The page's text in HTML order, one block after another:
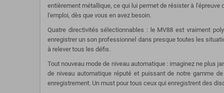
entièrement métallique, ce qui lui permet de résister à
l'emploi, dès que vous en avez besoin.
Quatre directivités sélectionnables : le MV88 est vraiment
enregistrer un son professionnel dans presque toutes les
à relever tous les défis.
Tout nouveau mode de niveau automatique : imaginez ne plus
de niveau automatique réputé et puissant de notre gamme
enregistrement. Un must pour tous ceux qui enregistrent des